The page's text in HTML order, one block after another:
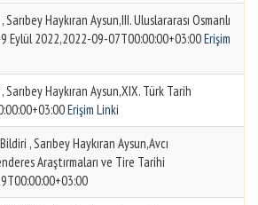
Haykıran Aysun,III. Uluslararası Osmanlı
9 Eylül 2022,2022-09-07T00:00:00+03:00Erişim
Sarıbey Haykıran Aysun,XIX. Türk Tarih
Erişim Linki
, Sarıbey Haykıran Aysun,Avcı
Araştırmaları ve Tire Tarihi